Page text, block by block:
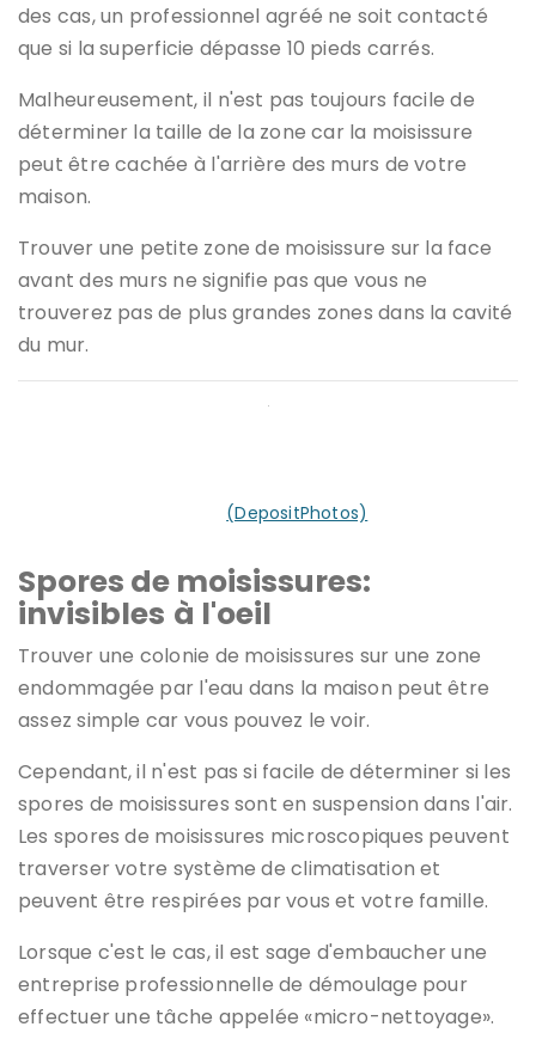
des cas, un professionnel agréé ne soit contacté
que si la superficie dépasse 10 pieds carrés.
Malheureusement, il n'est pas toujours facile de
déterminer la taille de la zone car la moisissure
peut être cachée à l'arrière des murs de votre
maison.
Trouver une petite zone de moisissure sur la face
avant des murs ne signifie pas que vous ne
trouverez pas de plus grandes zones dans la cavité
du mur.
(DepositPhotos)
Spores de moisissures:
invisibles à l'oeil
Trouver une colonie de moisissures sur une zone
endommagée par l'eau dans la maison peut être
assez simple car vous pouvez le voir.
Cependant, il n'est pas si facile de déterminer si les
spores de moisissures sont en suspension dans l'air.
Les spores de moisissures microscopiques peuvent
traverser votre système de climatisation et
peuvent être respirées par vous et votre famille.
Lorsque c'est le cas, il est sage d'embaucher une
entreprise professionnelle de démoulage pour
effectuer une tâche appelée «micro-nettoyage».